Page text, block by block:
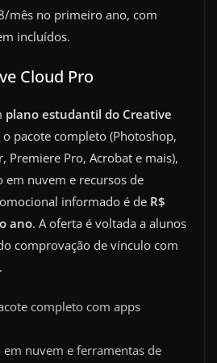
mês no primeiro ano, com
incluídos.
Cloud Pro
plano estudantil do Creative
pacote completo (Photoshop,
Premiere Pro, Acrobat e mais),
em nuvem e recursos de
informado é de R$
ano. A oferta é voltada a alunos
comprovação de vínculo com
completo com apps
nuvem e ferramentas de